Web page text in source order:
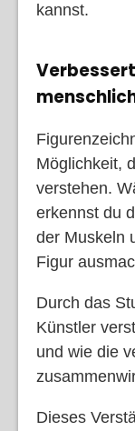
kannst.
Möglichkeit,
verstehen.
erkennst du
der Muskeln
Figur
Durch das
Künstler
und wie die
Dieses